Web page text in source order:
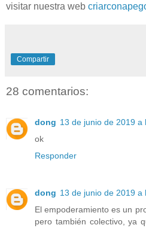
visitar nuestra web
Compartir
28 comentarios:
dong 13 de junio de 2019 a
ok
Responder
dong 13 de junio de 2019 a
El empoderamiento es un
pero también colectivo, ya